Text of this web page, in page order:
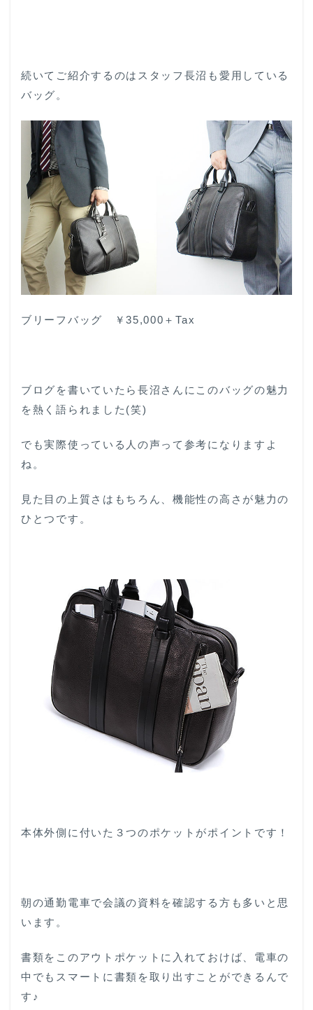
続いてご紹介するのはスタッフ長沼も愛用している
バッグ。
ブリーフバッグ ￥35,000＋Tax
ブログを書いていたら長沼さんにこのバッグの魅力
を熱く語られました(笑)
でも実際使っている人の声って参考になりますよ
ね。
見た目の上質さはもちろん、機能性の高さが魅力の
ひとつです。
本体外側に付いた３つのポケットがポイントです！
朝の通勤電車で会議の資料を確認する方も多いと思
います。
書類をこのアウトポケットに入れておけば、電車の
中でもスマートに書類を取り出すことができるんで
す♪